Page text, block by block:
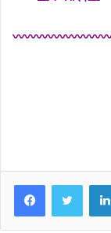
〰〰〰〰〰〰〰〰
Facebook